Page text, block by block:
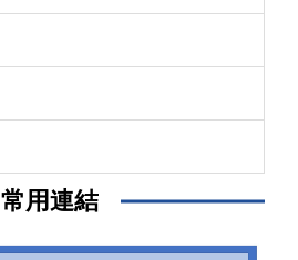
常用連結